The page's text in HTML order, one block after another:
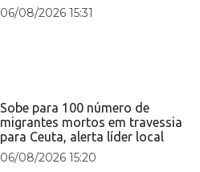
06/08/2026 15:31
Sobe para 100 número de
migrantes mortos em travessia
para Ceuta, alerta líder local
06/08/2026 15:20